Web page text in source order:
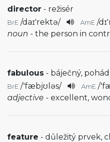
director - režisér
BrE /daɪ'rektə/ AmE /
noun - the person in
fabulous - báječný,
BrE /'fæbjʊləs/ AmE /
adjective - excellent,
feature - důležitý prvek,